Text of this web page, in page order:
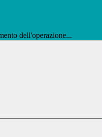
dell'operazione...